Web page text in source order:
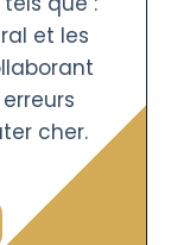
et les
cher.